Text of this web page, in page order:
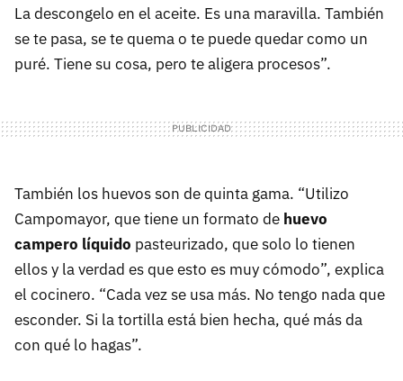
La descongelo en el aceite. Es una maravilla. También
se te pasa, se te quema o te puede quedar como un
puré. Tiene su cosa, pero te aligera procesos”.
También los huevos son de quinta gama. “Utilizo
Campomayor, que tiene un formato de huevo
campero líquido pasteurizado, que solo lo tienen
ellos y la verdad es que esto es muy cómodo”, explica
el cocinero. “Cada vez se usa más. No tengo nada que
esconder. Si la tortilla está bien hecha, qué más da
con qué lo hagas”.